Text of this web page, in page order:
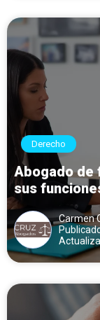
Derecho
Abogado de
sus
Carmen